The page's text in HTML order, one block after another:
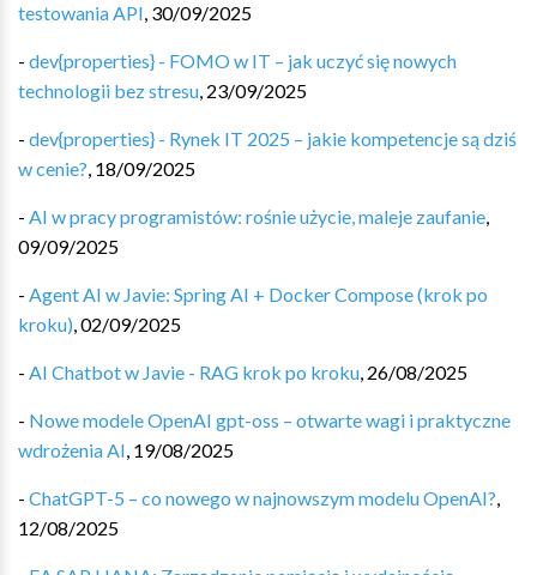
testowania API, 30/09/2025
- dev{properties} - FOMO w IT – jak uczyć się nowych
technologii bez stresu, 23/09/2025
- dev{properties} - Rynek IT 2025 – jakie kompetencje są dziś
w cenie?, 18/09/2025
- AI w pracy programistów: rośnie użycie, maleje zaufanie,
09/09/2025
- Agent AI w Javie: Spring AI + Docker Compose (krok po
kroku),02/09/2025
- AI Chatbot w Javie - RAG krok po kroku, 26/08/2025
- Nowe modele OpenAI gpt-oss – otwarte wagi i praktyczne
wdrożenia AI, 19/08/2025
- ChatGPT-5 – co nowego w najnowszym modelu OpenAI?,
12/08/2025